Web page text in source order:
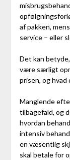
af pakken,
service – eller
Det kan
være særligt
prisen, og
Manglende
tilbagefald, og
hvordan
intensiv
en væsentlig
skal betale for